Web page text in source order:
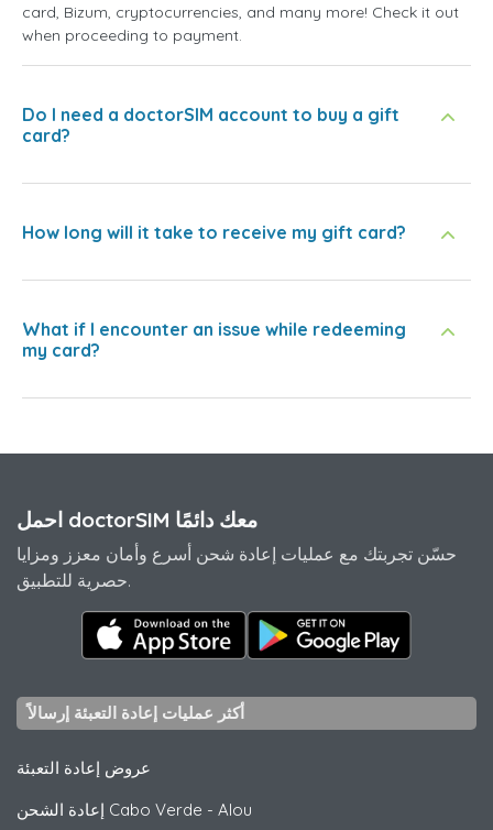
card, Bizum, cryptocurrencies, and many more! Check it out
when proceeding to payment.
Do I need a doctorSIM account to buy a gift
card?
How long will it take to receive my gift card?
What if I encounter an issue while redeeming
my card?
احمل doctorSIM معك دائمًا
حسّن تجربتك مع عمليات إعادة شحن أسرع وأمان معزز ومزايا
حصرية للتطبيق.
أكثر عمليات إعادة التعبئة إرسالاً
عروض إعادة التعبئة
إعادة الشحن Cabo Verde - Alou